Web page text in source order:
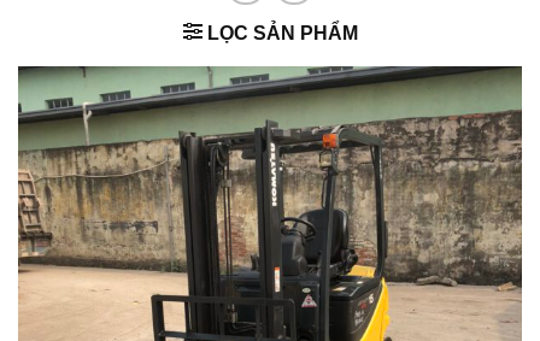
LỌC SẢN PHẨM